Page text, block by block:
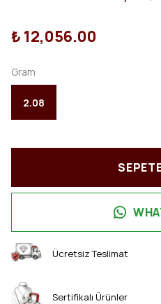
₺ 12,056.00
Gram
2.08
Ücretsiz Teslimat
Sertifikalı Ürünler